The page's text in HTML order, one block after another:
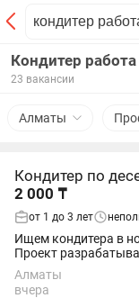
Кондитер
23 вакансии
Алматы
Кондитер по
2 000 ₸
от 1 до 3 лет
Ищем кондитера в
Проект
клиническим
авторские
Алматы
вчера